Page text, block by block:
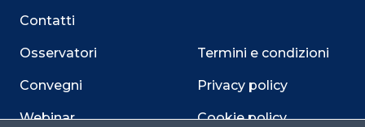
Contatti
Osservatori
Convegni
Webinar
Termini e condizioni
Privacy policy
Cookie policy